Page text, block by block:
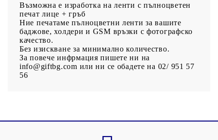
Възможна е изработка на ленти с пълноцветен
печат лице + гръб
Ние печатаме пълноцветни ленти за вашите
баджове, холдери и GSМ връзки с фотографско
качество.
Без изискване за минимално количество.
За повече инфрмация пишете ни на
info@giftbg.com или ни се обадете на 02/ 951 57
56